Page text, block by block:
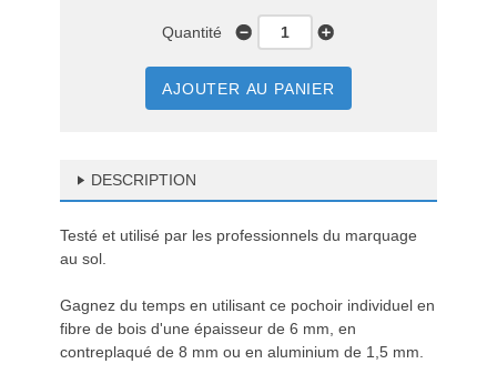
Quantité
AJOUTER AU PANIER
DESCRIPTION
Testé et utilisé par les professionnels du marquage
au sol.
Gagnez du temps en utilisant ce pochoir individuel en
fibre de bois d'une épaisseur de 6 mm, en
contreplaqué de 8 mm ou en aluminium de 1,5 mm.